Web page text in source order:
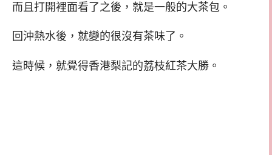
而且打開裡面看了之後，就是一般的大茶包。
回沖熱水後，就變的很沒有茶味了。
這時候，就覺得香港梨記的荔枝紅茶大勝。